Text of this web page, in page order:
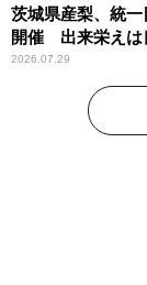
茨城県産梨、統
開催 出来栄えは
2026.07.29